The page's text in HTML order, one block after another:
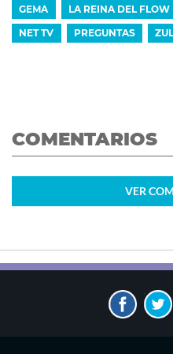
GEMA LA REINA DEL FLOW
NET TV PREGUNTAS
COMENTARIOS
VER